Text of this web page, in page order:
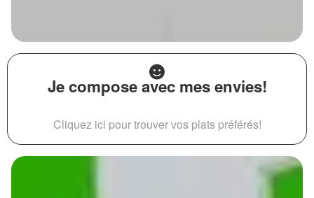
Je compose avec mes envies!
Cliquez ici pour trouver vos plats préférés!